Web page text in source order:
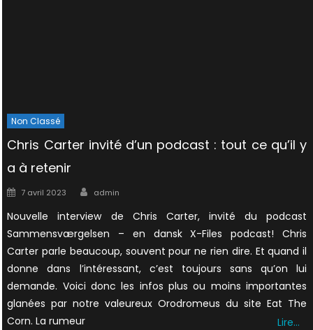
Non Classé
Chris Carter invité d’un podcast : tout ce qu’il y
a à retenir
Posted
7 avril 2023 Author
admin
Nouvelle interview de Chris Carter, invité du podcast
Sammensværgelsen – en dansk X-Files podcast! Chris
Carter parle beaucoup, souvent pour ne rien dire. Et quand il
donne dans l’intéressant, c’est toujours sans qu’on lui
demande. Voici donc les infos plus ou moins importantes
glanées par notre valeureux Orodromeus du site Eat The
Corn. La rumeur
Lire…